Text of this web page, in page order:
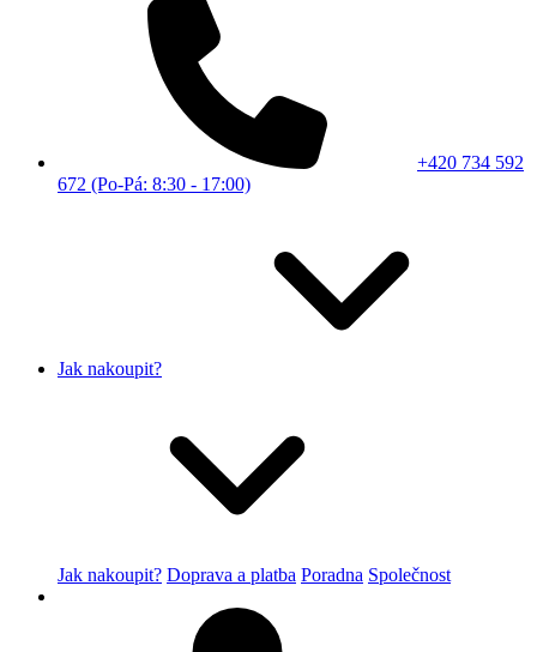
+420 734 592
672 (Po-Pá: 8:30 - 17:00)
Jak nakoupit?
Jak nakoupit? Doprava a platba Poradna Společnost